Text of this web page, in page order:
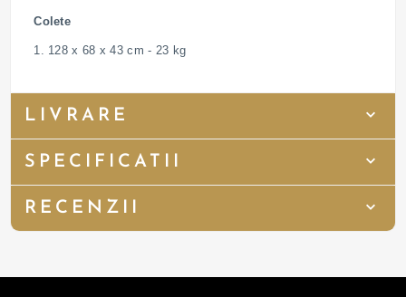
Colete
1. 128 x 68 x 43 cm - 23 kg
LIVRARE
SPECIFICATII
RECENZII